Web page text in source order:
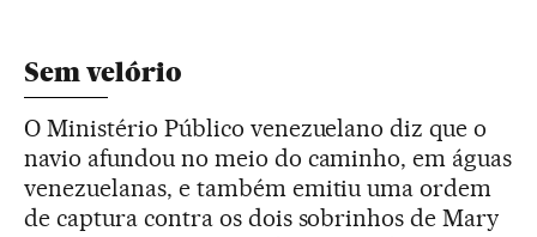
Sem velório
O Ministério Público venezuelano diz que o
navio afundou no meio do caminho, em águas
venezuelanas, e também emitiu uma ordem
de captura contra os dois sobrinhos de Mary